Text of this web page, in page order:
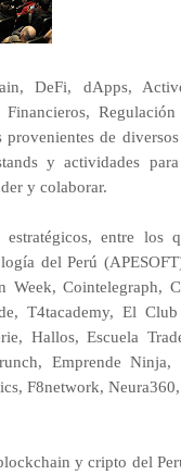
DeFi, dApps,
de
y actividades
y colaborar.
entre los
del Perú
Cointelegraph,
T4tacademy, El
Hallos, Escuela
Emprende Ninja,
F8network,
y cripto del